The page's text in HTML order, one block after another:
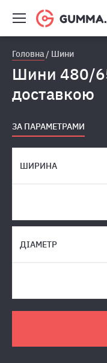
Головна Шини
Шини 480/
доставкою
ЗА ПАРАМЕТРАМИ
ШИРИНА
ДІАМЕТР